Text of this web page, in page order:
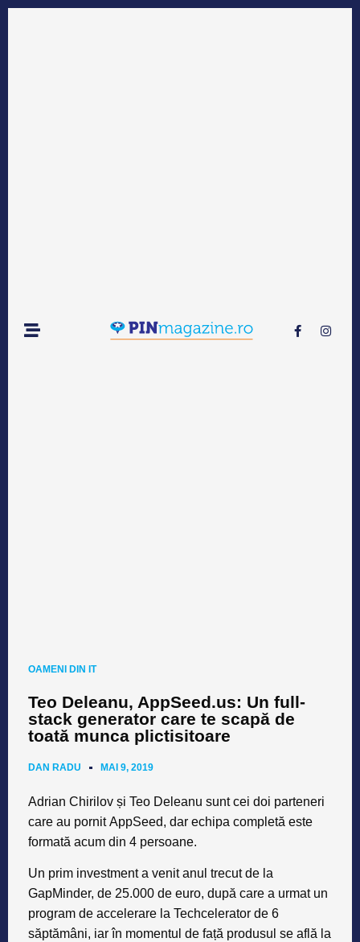
OAMENI DIN IT
Teo Deleanu, AppSeed.us: Un full-
stack generator care te scapă de
toată munca plictisitoare
DAN RADU MAI 9, 2019
Adrian Chirilov și Teo Deleanu sunt cei doi parteneri
care au pornitAppSeed, dar echipa completă este
formată acum din 4 persoane.
Un prim investment a venit anul trecut de la
GapMinder, de 25.000 de euro, după care a urmat un
program de accelerare la Techcelerator de 6
săptămâni, iar în momentul de față produsul se află la